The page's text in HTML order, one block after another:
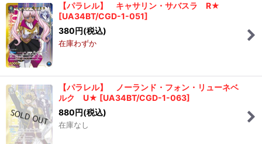
【パラレル】 キャサリン・サバスラ R★
[UA34BT/CGD-1-051]
380円(税込)
在庫わずか
【パラレル】 ノーランド・フォン・リューネベ
ルク U★ [UA34BT/CGD-1-063]
880円(税込)
在庫なし